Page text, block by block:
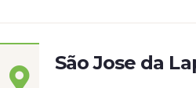
São Jose da